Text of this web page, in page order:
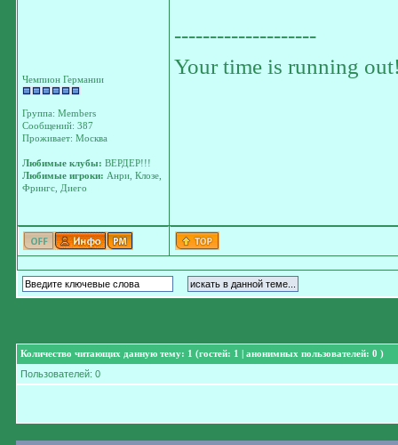
Чемпион Германии
Группа: Members
Сообщений: 387
Проживает: Москва
Любимые клубы: ВЕРДЕР!!!
Любимые игроки: Анри, Клозе,
Фрингс, Диего
--------------------
Your time is running
Количество читающих данную тему: 1 (гостей: 1 | анонимных пользователей: 0 )
Пользователей: 0